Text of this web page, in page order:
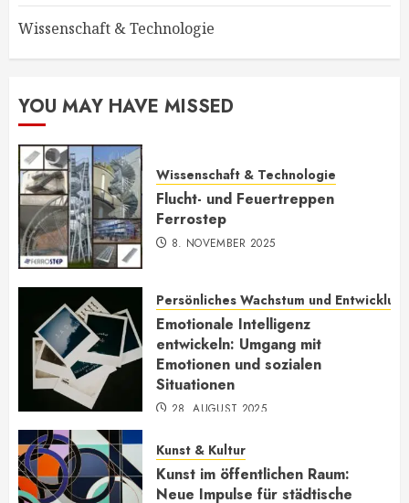
Wissenschaft & Technologie
YOU MAY HAVE MISSED
Wissenschaft & Technologie
Flucht- und Feuertreppen
Ferrostep
8. NOVEMBER 2025
Persönliches Wachstum und Entwicklung
Emotionale Intelligenz
entwickeln: Umgang mit
Emotionen und sozialen
Situationen
28. AUGUST 2025
Kunst & Kultur
Kunst im öffentlichen Raum:
Neue Impulse für städtische